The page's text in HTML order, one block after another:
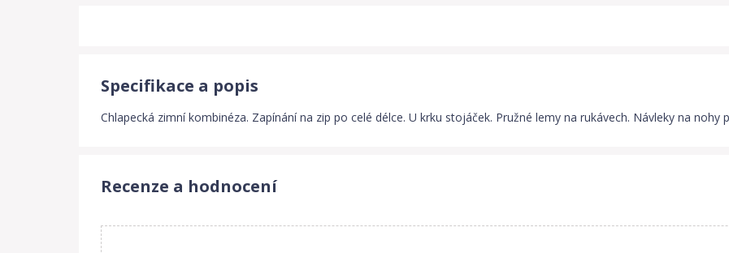
Specifikace a popis
Chlapecká zimní kombinéza. Zapínání na zip po celé délce. U krku stojáček. Pružné lemy na rukávech. Návleky na nohy
Recenze a hodnocení